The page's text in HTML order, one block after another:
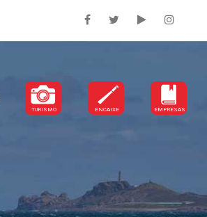
TURISMO ENCAIXE EMPRESAS